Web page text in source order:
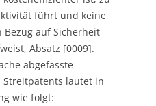
führt und keine
auf Sicherheit
Absatz [0009].
abgefasste
Streitpatents lautet in
wie folgt: